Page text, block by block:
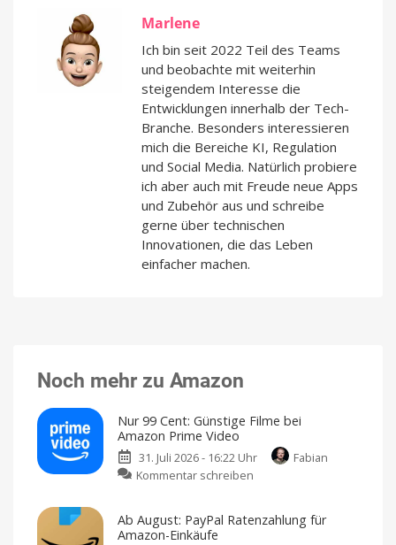
Marlene
Ich bin seit 2022 Teil des Teams
und beobachte mit weiterhin
steigendem Interesse die
Entwicklungen innerhalb der Tech-
Branche. Besonders interessieren
mich die Bereiche KI, Regulation
und Social Media. Natürlich probiere
ich aber auch mit Freude neue Apps
und Zubehör aus und schreibe
gerne über technischen
Innovationen, die das Leben
einfacher machen.
Noch mehr zu Amazon
Nur 99 Cent: Günstige Filme bei
Amazon Prime Video
31. Juli 2026 - 16:22 Uhr
Fabian
Kommentar schreiben
Cent:
Ab August: PayPal Ratenzahlung für
Amazon-Einkäufe